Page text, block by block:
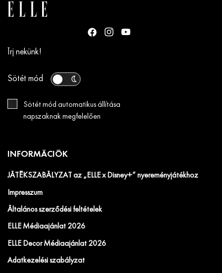
Írj nekünk!
Sötét mód
Sötét mód automatikus állítása
napszaknak megfelelően
INFORMÁCIÓK
JÁTÉKSZABÁLYZAT az „ELLE x Disney+” nyereményjátékhoz
Impresszum
Általános szerződési feltételek
ELLE Médiaajánlat 2026
ELLE Decor Médiaajánlat 2026
Adatkezelési szabályzat